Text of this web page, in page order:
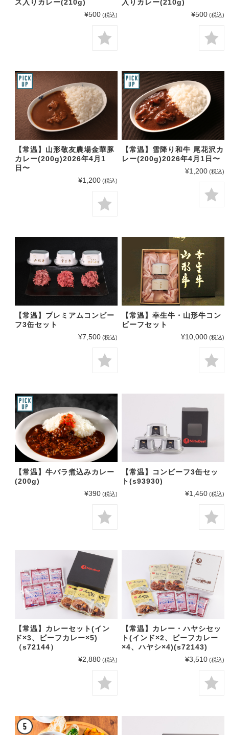
ス入りカレー(210g)
¥500 (税込)
入りカレー(210g)
¥500 (税込)
【常温】山形敬友農場金華豚
カレー(200g)2026年4月1
日〜
¥1,200 (税込)
【常温】雪降り和牛 尾花沢カ
レー(200g)2026年4月1日〜
¥1,200 (税込)
【常温】プレミアムコンビー
フ3缶セット
¥7,500 (税込)
【常温】幸生牛・山形牛コン
ビーフセット
¥10,000 (税込)
【常温】牛バラ煮込みカレー
(200g)
¥390 (税込)
【常温】コンビーフ3缶セッ
ト(s93930)
¥1,450 (税込)
【常温】カレーセット(イン
ド×3、ビーフカレー×5)
（s72144）
¥2,880 (税込)
【常温】カレー・ハヤシセッ
ト(インド×2、ビーフカレー
×4、ハヤシ×4)(s72143)
¥3,510 (税込)